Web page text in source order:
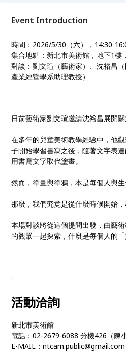
Event Introduction
時間：2026/5/30（六），14:30-
集合地點：新北市美術館，地下1樓
對談：劉文瑄（藝術家）、沈裕昌
產業經營學系助理教授）
日前藝術家劉文瑄邀請沈裕昌展開關
在多年的兒童美術教學經驗中，他
子開始學習書寫之後，隨著文字表
用書寫文字取代塗畫。
然而，塗畫與塗鴉，本是每個人與生
那麼，我們究竟是從什麼時候開始
本場對談將從這個提問出發，由藝
的觀眾一起探索，什麼是每個人的「
-
活動洽詢
新北市美術館
電話：02-2679-6088 分機426（陳小
E-MAIL：ntcam.public@gmail.com